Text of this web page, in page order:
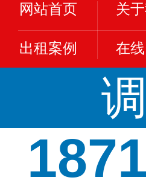
网站首页 关
出租案例 在